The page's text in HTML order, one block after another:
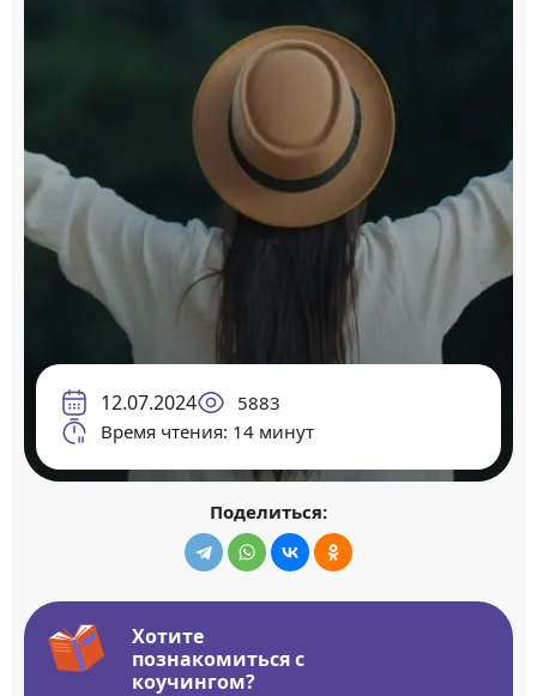
12.07.2024
5883
Время чтения: 14 минут
Поделиться:
Хотите
познакомиться с
коучингом?